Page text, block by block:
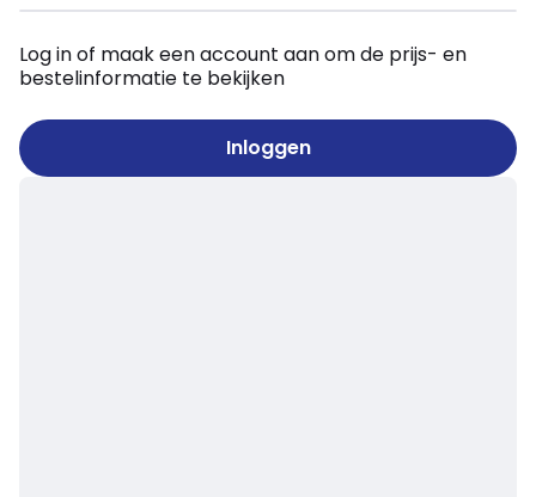
Log in of maak een account aan om de prijs- en
bestelinformatie te bekijken
Inloggen